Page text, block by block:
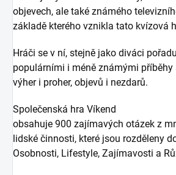
objevech, ale také známého
základě kterého vznikla tato kvízová
Hráči se v ní, stejně jako diváci
populárními i méně známými příběhy
výher i proher, objevů i nezdarů.
Společenská hra Víkend
obsahuje 900 zajímavých otázek z
lidské činnosti, které jsou rozděleny
Osobnosti, Lifestyle, Zajímavosti a